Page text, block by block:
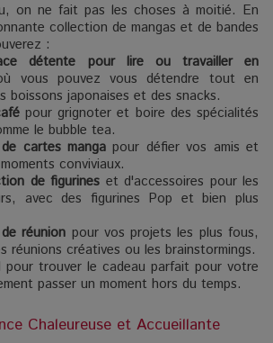
collection de mangas et de bandes
:
détente pour lire ou travailler en
vous pouvez vous détendre tout en
boissons japonaises et des snacks.
pour grignoter et boire des spécialités
le bubble tea.
cartes manga pour défier vos amis et
conviviaux.
de figurines et d'accessoires pour les
avec des figurines Pop et bien plus
réunion pour vos projets les plus fous,
réunions créatives ou les brainstormings.
pour trouver le cadeau parfait pour votre
passer un moment hors du temps.
Chaleureuse et Accueillante